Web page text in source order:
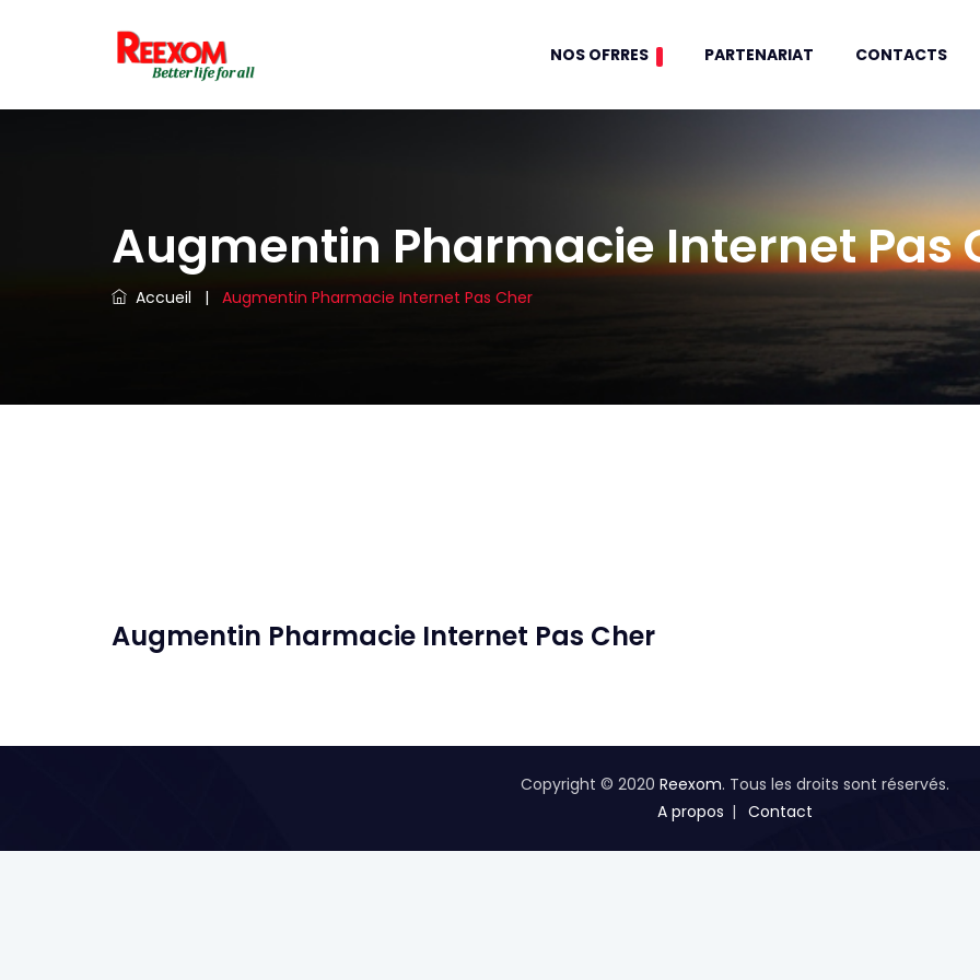
NOS OFRRES PARTENARIAT CONTACTS
Augmentin Pharmacie Internet Pas
Accueil | Augmentin Pharmacie Internet Pas Cher
Augmentin Pharmacie Internet Pas Cher
Copyright © 2020 Reexom. Tous les droits sont réservés.
A propos
Contact